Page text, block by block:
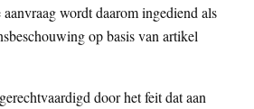
wordt daarom ingediend als
op basis van artikel
door het feit dat aan